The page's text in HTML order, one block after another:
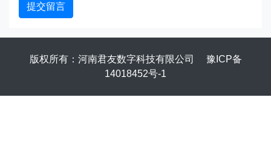
提交留言
版权所有：河南君友数字科技有限公司 豫ICP备
14018452号-1